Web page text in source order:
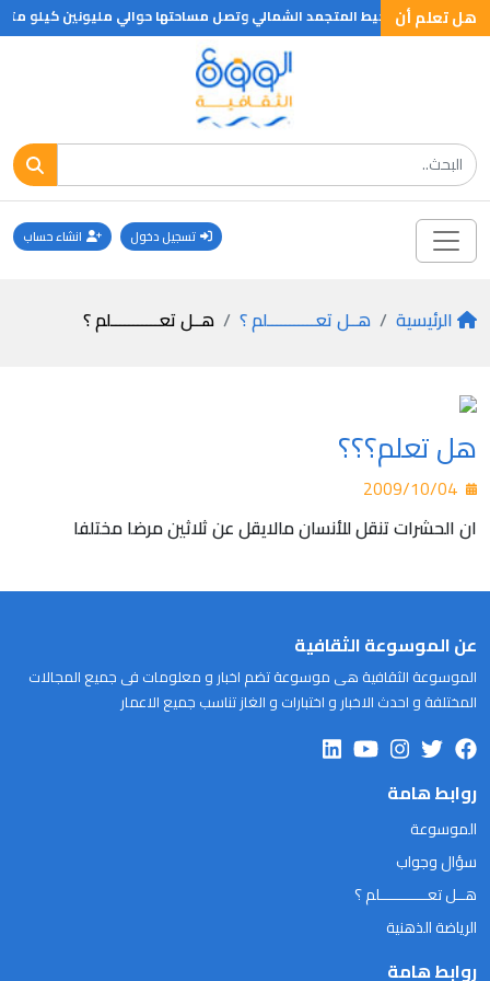
هل تعلم أن
الاطلنطي والمحيط المتجمد الشمالي وتصل مساحتها حوالي مليونين كيلو
تسجيل دخول انشاء حساب
الرئيسية هــل تعـــــــــــلم ؟ هــل تعـــــــــــلم ؟
هل تعلم؟؟؟
ان الحشرات تنقل للأنسان مالايقل عن ثلاثين مرضا مختلفا
عن الموسوعة الثقافية
الموسوعة الثقافية هى موسوعة تضم اخبار و معلومات فى جميع المجالات
المختلفة و احدث الاخبار و اختبارات و الغاز تناسب جميع الاعمار
روابط هامة
الموسوعة
سؤال وجواب
هــل تعـــــــــــلم ؟
الرياضة الذهنية
روابط هامة